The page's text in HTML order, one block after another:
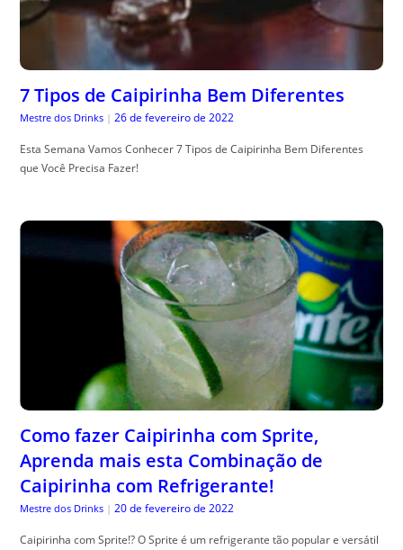
7 Tipos de Caipirinha Bem Diferentes
Mestre dos Drinks | 26 de fevereiro de 2022
Esta Semana Vamos Conhecer 7 Tipos de Caipirinha Bem Diferentes
que Você Precisa Fazer!
Como fazer Caipirinha com Sprite,
Aprenda mais esta Combinação de
Caipirinha com Refrigerante!
Mestre dos Drinks | 20 de fevereiro de 2022
Caipirinha com Sprite!? O Sprite é um refrigerante tão popular e versátil